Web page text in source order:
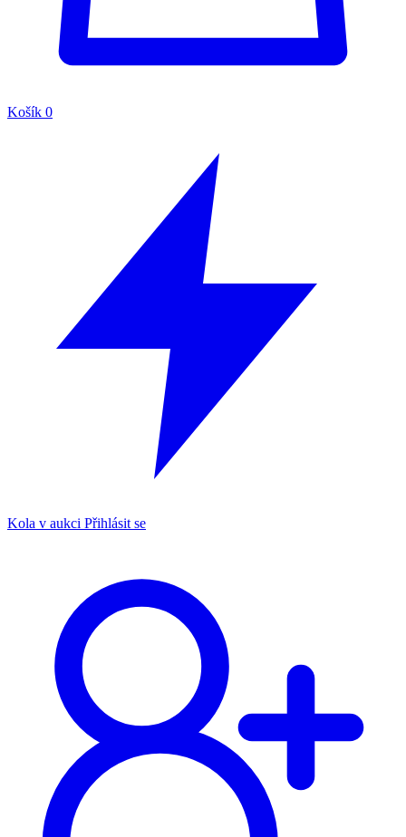
Košík 0
Kola v aukci Přihlásit se